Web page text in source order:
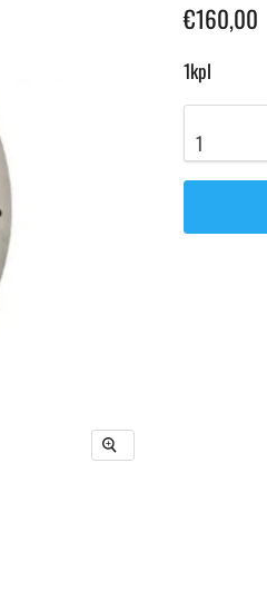
€160,00
1kpl